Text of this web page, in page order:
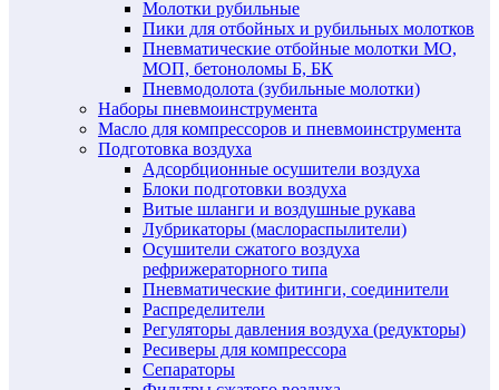
Молотки рубильные
Пики для отбойных и рубильных молотков
Пневматические отбойные молотки МО,
МОП, бетоноломы Б, БК
Пневмодолота (зубильные молотки)
Наборы пневмоинструмента
Масло для компрессоров и пневмоинструмента
Подготовка воздуха
Адсорбционные осушители воздуха
Блоки подготовки воздуха
Витые шланги и воздушные рукава
Лубрикаторы (маслораспылители)
Осушители сжатого воздуха
рефрижераторного типа
Пневматические фитинги, соединители
Распределители
Регуляторы давления воздуха (редукторы)
Ресиверы для компрессора
Сепараторы